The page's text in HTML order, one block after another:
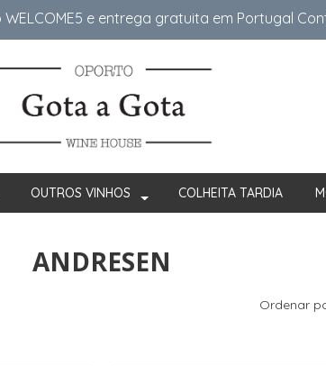
e entrega gratuita em Portugal
OUTROS VINHOS COLHEITA TARDIA
ANDRESEN
Ordenar